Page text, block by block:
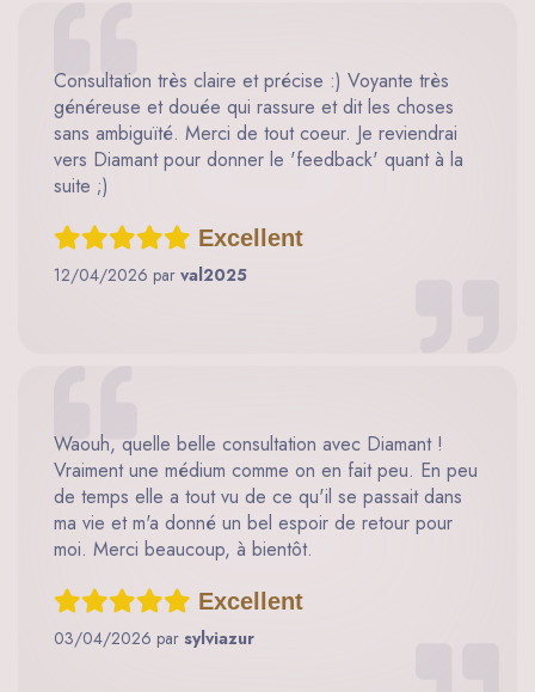
Consultation très claire et précise :) Voyante très
généreuse et douée qui rassure et dit les choses
sans ambiguïté. Merci de tout coeur. Je reviendrai
vers Diamant pour donner le 'feedback' quant à la
suite ;)
Excellent
12/04/2026 par val2025
Waouh, quelle belle consultation avec Diamant !
Vraiment une médium comme on en fait peu. En peu
de temps elle a tout vu de ce qu'il se passait dans
ma vie et m'a donné un bel espoir de retour pour
moi. Merci beaucoup, à bientôt.
Excellent
03/04/2026 par sylviazur